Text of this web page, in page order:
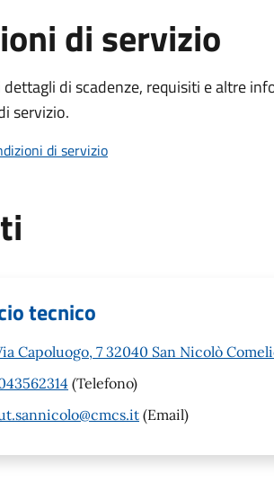
di servizio
dettagli di scadenze, requisiti e altre
servizio.
di servizio
tecnico
Capoluogo, 7 32040 San Nicolò
(Telefono)
(Email)